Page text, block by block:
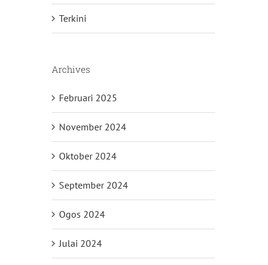
Terkini
Archives
Februari 2025
November 2024
Oktober 2024
September 2024
Ogos 2024
Julai 2024